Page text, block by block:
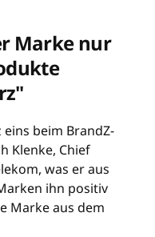
Marke nur
beim BrandZ-
Klenke, Chief
was er aus
ihn positiv
Marke aus dem